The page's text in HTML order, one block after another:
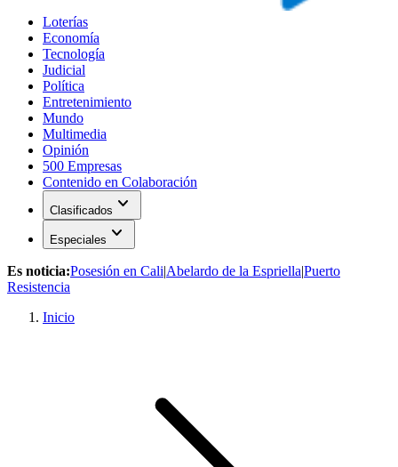
Loterías
Economía
Tecnología
Judicial
Política
Entretenimiento
Mundo
Multimedia
Opinión
500 Empresas
Contenido en Colaboración
Clasificados expand_more
Especiales expand_more
Es noticia:Posesión en Cali|Abelardo de la Espriella|Puerto
Resistencia
Inicio